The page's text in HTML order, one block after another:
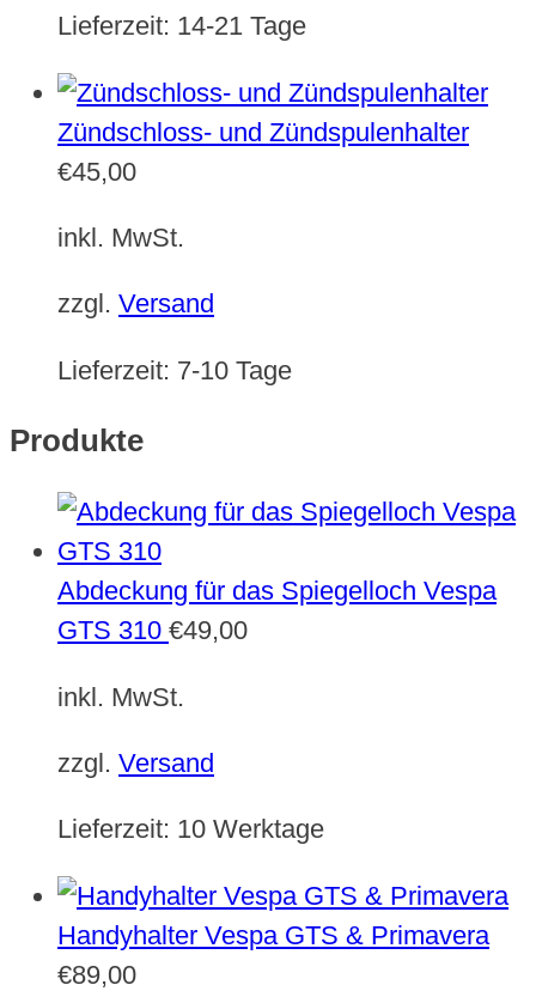
Lieferzeit: 14-21 Tage
Zündschloss- und Zündspulenhalter
€45,00
inkl. MwSt.
zzgl. Versand
Lieferzeit: 7-10 Tage
Produkte
Abdeckung für das Spiegelloch Vespa
GTS 310 €49,00
inkl. MwSt.
zzgl. Versand
Lieferzeit: 10 Werktage
Handyhalter Vespa GTS & Primavera
€89,00